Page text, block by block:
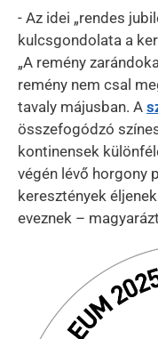
- Az idei „rendes
kulcsgondolata a
„A remény
remény nem csal
tavaly májusban. A
összefogódzó
kontinensek
végén lévő horgony
keresztények
eveznek –